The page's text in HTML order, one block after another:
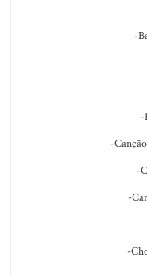
-
-
-
-
-
-